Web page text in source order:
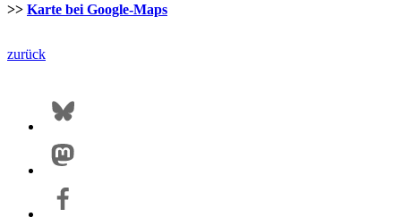
>> Karte bei Google-Maps
zurück